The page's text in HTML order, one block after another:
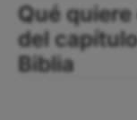
Qué
del
Biblia